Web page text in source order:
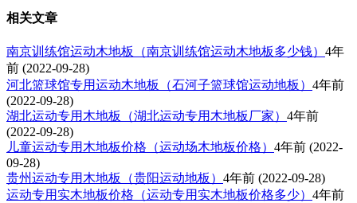
相关文章
南京训练馆运动木地板（南京训练馆运动木地板多少钱） 4年
前 (2022-09-28)
河北篮球馆专用运动木地板（石河子篮球馆运动地板） 4年前
(2022-09-28)
湖北运动专用木地板（湖北运动专用木地板厂家） 4年前
(2022-09-28)
儿童运动专用木地板价格（运动场木地板价格） 4年前 (2022-
09-28)
贵州运动专用木地板（贵阳运动地板） 4年前 (2022-09-28)
运动专用实木地板价格（运动专用实木地板价格多少） 4年前